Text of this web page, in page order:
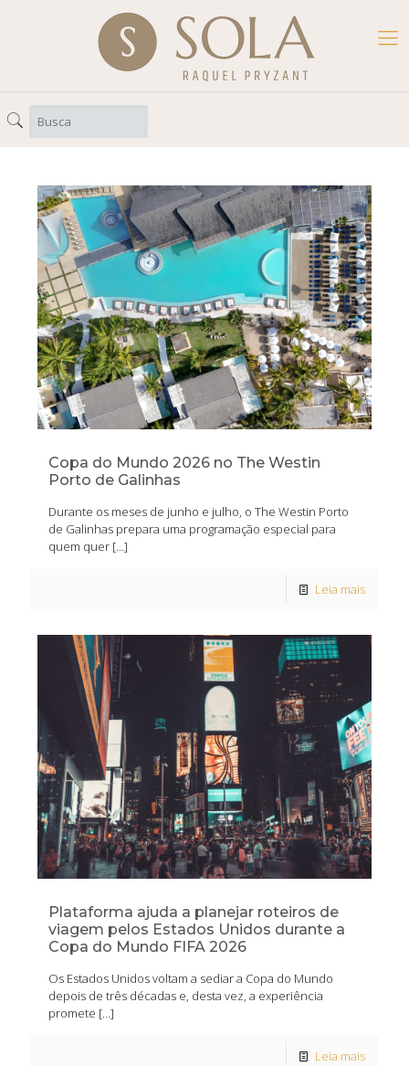
Copa do Mundo 2026 no The Westin
Porto de Galinhas
Durante os meses de junho e julho, o The Westin Porto
de Galinhas prepara uma programação especial para
quem quer […]
Leia mais
Plataforma ajuda a planejar roteiros de
viagem pelos Estados Unidos durante a
Copa do Mundo FIFA 2026
Os Estados Unidos voltam a sediar a Copa do Mundo
depois de três décadas e, desta vez, a experiência
promete […]
Leia mais